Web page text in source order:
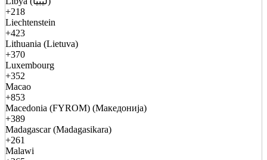
+218
Liechtenstein
+423
Lithuania (Lietuva)
+370
Luxembourg
+352
Macao
+853
Macedonia (FYROM) (Македонија)
+389
Madagascar (Madagasikara)
+261
Malawi